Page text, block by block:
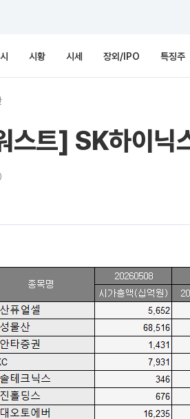
시황 시세 장외/IPO 특징주
스트] SK하이닉